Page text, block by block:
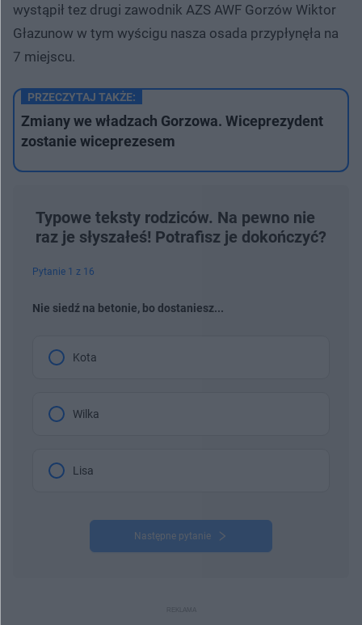
wystąpił tez drugi zawodnik AZS AWF Gorzów Wiktor
Głazunow w tym wyścigu nasza osada przypłynęła na
7 miejscu.
PRZECZYTAJ TAKŻE:
Zmiany we władzach Gorzowa. Wiceprezydent
zostanie wiceprezesem
Typowe teksty rodziców. Na pewno nie
raz je słyszałeś! Potrafisz je dokończyć?
Pytanie 1 z 16
Nie siedź na betonie, bo dostaniesz...
Kota
Wilka
Lisa
Następne pytanie